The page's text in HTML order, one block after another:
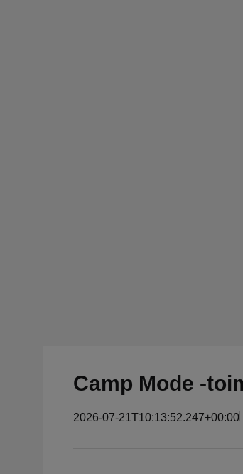
Camp Mode -
2026-07-21T10:13:52.247+00:00